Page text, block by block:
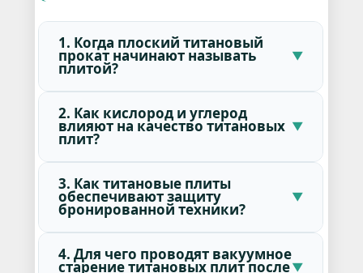
1. Когда плоский титановый
прокат начинают называть
плитой?
2. Как кислород и углерод
влияют на качество титановых
плит?
3. Как титановые плиты
обеспечивают защиту
бронированной техники?
4. Для чего проводят вакуумное
старение титановых плит после